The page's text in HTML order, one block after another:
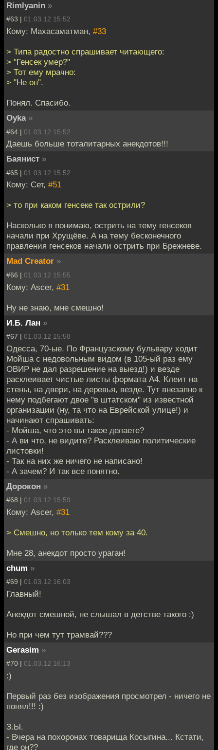
Rimlyanin »
#63 | 01.03.12 15:52
Кому: Махасаматман, #33
> Типа радостно спрашивает читающего:
> "Генсек умер?"
> Тот ему мрачно:
> "Не он".
Понял. Спасибо.
Oyka »
#64 | 01.03.12 15:52
Даешь больше тоталитарных анекдотов!!!
Баянист »
#65 | 01.03.12 15:52
Кому: Сет, #51
> то при каком генсеке так острили?
Насколько я понимаю, острить на тему генсеков
начали при Хрущёве. А на тему бесконечного
правления генсеков начали острить при Брежневе.
Mad Creator »
#66 | 01.03.12 15:55
Кому: Ascer, #31
Ну не знаю, мне смешно!
И.Б. Лан »
#67 | 01.03.12 15:58
Одесса, 70-ые. По Французскому бульвару ходит
Мойша с недовольным видом (в 105-ый раз ему
ОВИР не дал разрешение на выезд!) и везде
расклеивает чистые листы формата А4. Клеит на
стены, на двери, на деревья, везде. Тут внезапно к
нему подбегают двое "в штатском" из известной
организации (ну, та что на Еврейской улице!) и
начинают спрашивать:
- Мойша, что это вы такое делаете?
- А ви что, не видите? Расклеиваю политические
листовки!
- Так на них же ничего не написано!
- А зачем? И так все понятно.
Дорокон »
#68 | 01.03.12 15:59
Кому: Ascer, #31
> Смешно, но только тем кому за 40.
Мне 28, анекдот просто ураган!
chum »
#69 | 01.03.12 16:03
Главный!
Анекдот смешной, не слышал в детстве такого :)
Но при чем тут трамвай???
Gerasim »
#70 | 01.03.12 16:13
:)
Первый раз без изображения просмотрел - ничего не
понял!!! :)
З.Ы.
- Вчера на похоронах товарища Косыгина... Кстати,
где он??